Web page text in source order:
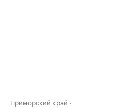
Приморский край